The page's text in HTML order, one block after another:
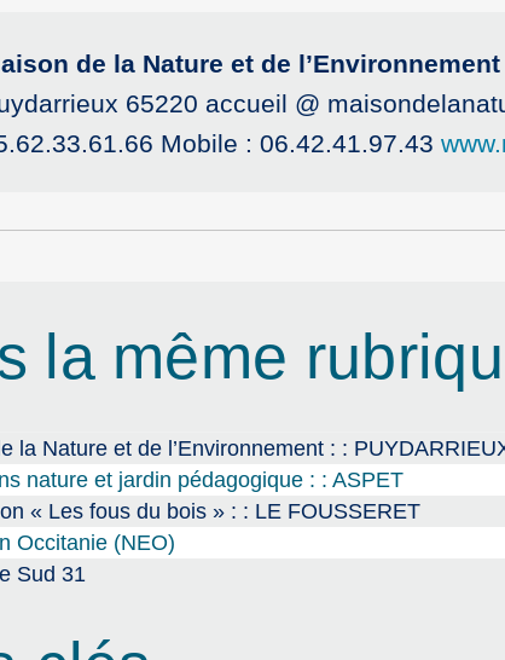
de la Nature et de
65220 accueil @
Mobile : 06.42.41.97.43
la même
la Nature et de l’Environnement : :
nature et jardin pédagogique : : ASPET
« Les fous du bois » : : LE FOUSSERET
Occitanie (NEO)
Sud 31